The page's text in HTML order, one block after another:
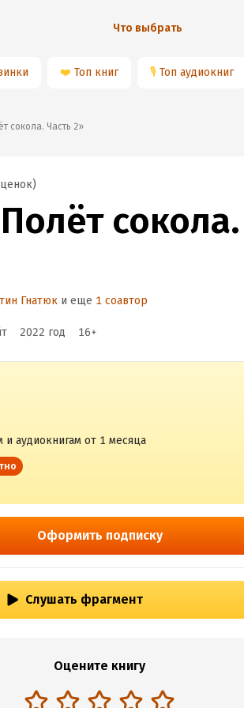
Что выбрать
❤️ Топ книг 🎙 Топ аудиокниг
сокола. Часть 2»
)
сокола.
Гнатюк и еще 1 соавтор
2022 год 16+
и аудиокнигам от 1 месяца
Оформить подписку
Слушать фрагмент
Оцените книгу